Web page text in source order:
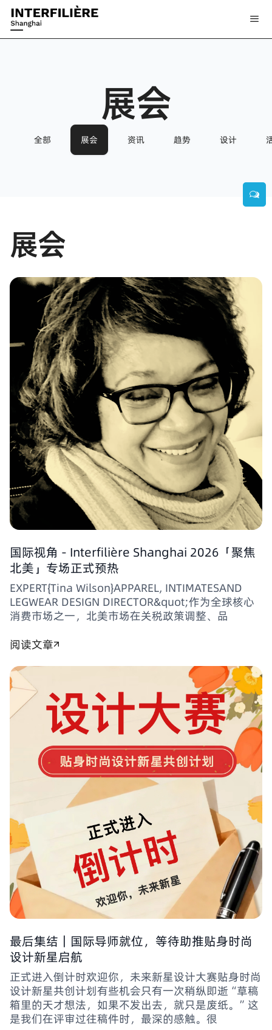
展会
全部 展会 资讯 趋势 设计
展会
国际视角 - Interfilière Shanghai 2026「聚焦
北美」专场正式预热
EXPERT{Tina Wilson}APPAREL, INTIMATESAND
LEGWEAR DESIGN DIRECTOR&quot;作为全球核心
消费市场之一，北美市场在关税政策调整、品
阅读文章
最后集结｜国际导师就位，等待助推贴身时尚
设计新星启航
正式进入倒计时欢迎你，未来新星设计大赛贴身时尚
设计新星共创计划有些机会只有一次稍纵即逝“草稿
箱里的天才想法，如果不发出去，就只是废纸。”这
是我们在评审过往稿件时，最深的感触。很